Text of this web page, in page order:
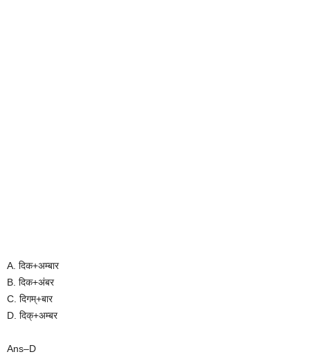
A. दिक+अम्बार
B. दिक+अंबर
C. दिगम्+बार
D. दिक्+अम्बर
Ans–D